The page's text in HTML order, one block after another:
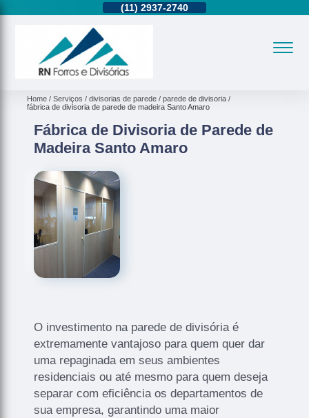
(11) 2937-2740
Home Serviços divisorias de parede
parede de divisoria
fábrica de divisoria de parede de madeira Santo Amaro
Fábrica de Divisoria de Parede de
Madeira Santo Amaro
O investimento na parede de divisória é
extremamente vantajoso para quem quer dar
uma repaginada em seus ambientes
residenciais ou até mesmo para quem deseja
separar com eficiência os departamentos de
sua empresa, garantindo uma maior